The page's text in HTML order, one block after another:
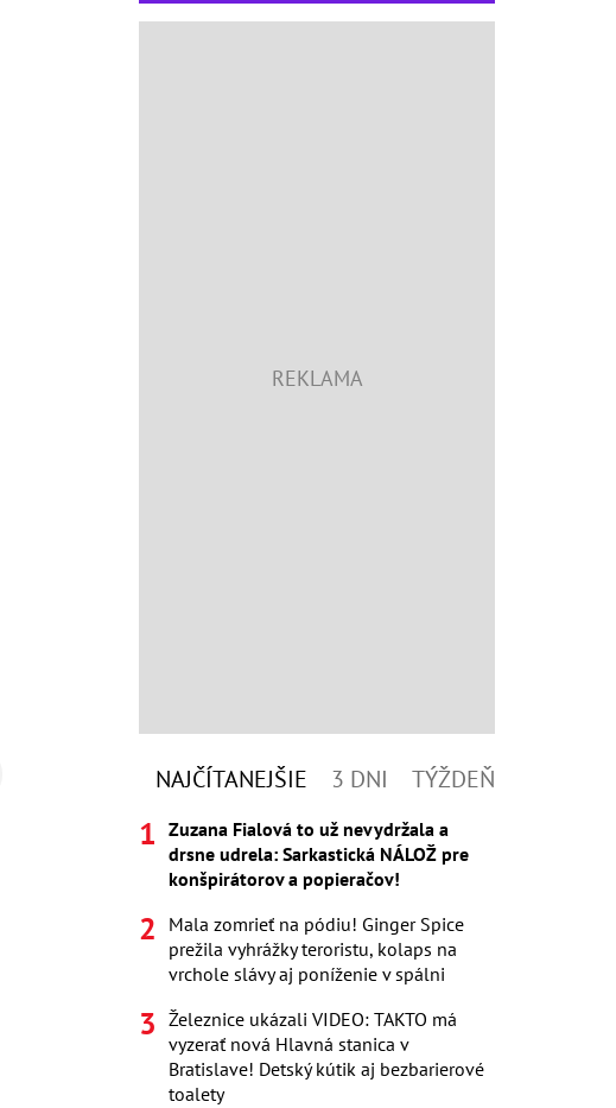
NAJČÍTANEJŠIE 3 DNI TÝŽDEŇ
Zuzana Fialová to už nevydržala a
drsne udrela: Sarkastická NÁLOŽ pre
konšpirátorov a popieračov!
Mala zomrieť na pódiu! Ginger Spice
prežila vyhrážky teroristu, kolaps na
vrchole slávy aj poníženie v spálni
Železnice ukázali VIDEO: TAKTO má
vyzerať nová Hlavná stanica v
Bratislave! Detský kútik aj bezbarierové
toalety